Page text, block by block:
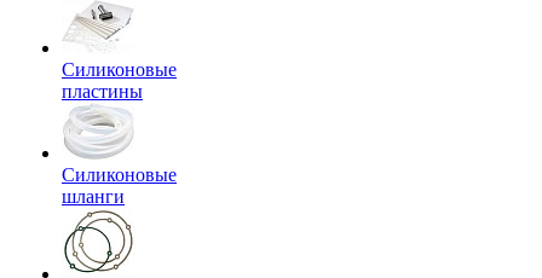
Силиконовые
пластины
Силиконовые
шланги